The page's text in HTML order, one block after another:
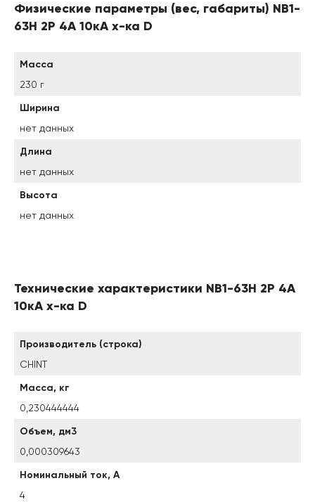
Физические параметры (вес, габариты) NB1-
63H 2P 4A 10кА х-ка D
Масса
230 г
Ширина
нет данных
Длина
нет данных
Высота
нет данных
Технические характеристики NB1-63H 2P 4A
10кА х-ка D
Производитель (строка)
CHINT
Масса, кг
0,230444444
Объем, дм3
0,000309643
Номинальный ток, А
4